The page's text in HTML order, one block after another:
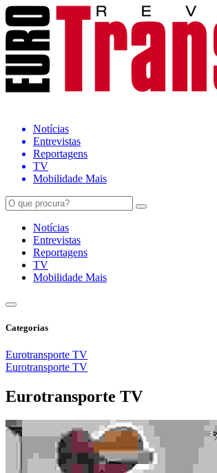
Notícias
Entrevistas
Reportagens
TV
Mobilidade Mais
Notícias
Entrevistas
Reportagens
TV
Mobilidade Mais
Categorias
Eurotransporte TV
Eurotransporte TV
Eurotransporte TV